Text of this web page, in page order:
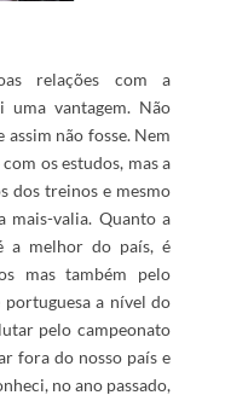
relações com a
vantagem. Não
não fosse. Nem
os estudos, mas a
dos treinos e mesmo
mais-valia. Quanto a
a melhor do país, é
mas também pelo
a nível do
pelo campeonato
fora do nosso país e
no ano passado,